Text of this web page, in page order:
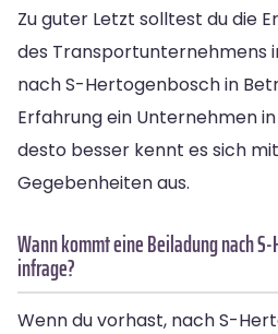
Zu guter Letzt solltest du die
des Transportunternehmens
nach S-Hertogenbosch in
Erfahrung ein Unternehmen
desto besser kennt es sich
Gegebenheiten aus.
Wann kommt eine Beiladung nach
infrage?
Wenn du vorhast, nach S-